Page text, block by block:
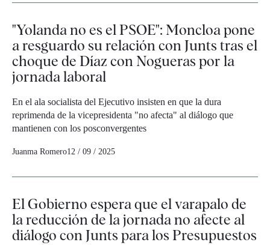
"Yolanda no es el PSOE": Moncloa pone
a resguardo su relación con Junts tras el
choque de Díaz con Nogueras por la
jornada laboral
En el ala socialista del Ejecutivo insisten en que la dura
reprimenda de la vicepresidenta "no afecta" al diálogo que
mantienen con los posconvergentes
Juanma Romero12 / 09 / 2025
El Gobierno espera que el varapalo de
la reducción de la jornada no afecte al
diálogo con Junts para los Presupuestos